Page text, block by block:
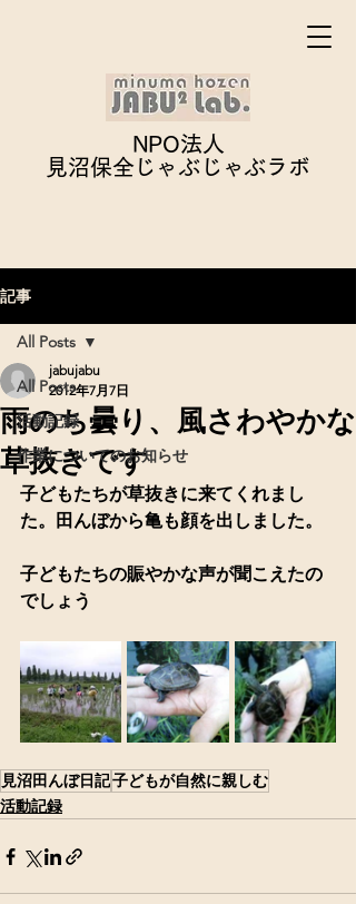
NPO法人
見沼保全じゃぶじゃぶラボ
記事
All Posts
活動記録
作業についてのお知らせ
All Posts
雨のち曇り、風さわやかな
草抜きです
jabujabu
2012年7月7日
子どもたちが草抜きに来てくれまし
た。田んぼから亀も顔を出しました。
子どもたちの賑やかな声が聞こえたの
でしょう
見沼田んぼ日記子どもが自然に親しむ
活動記録